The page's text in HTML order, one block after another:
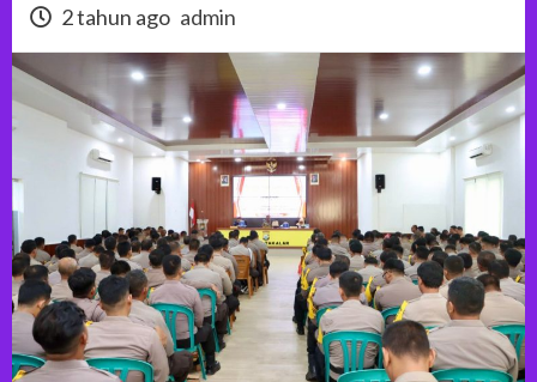
2 tahun ago admin